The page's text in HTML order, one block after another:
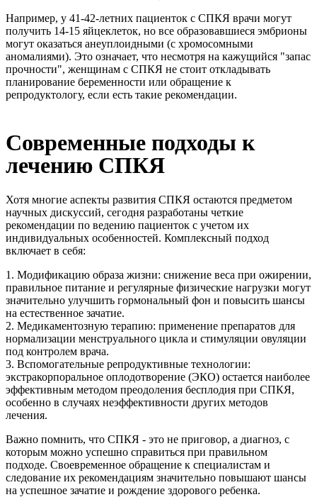
Например, у 41-42-летних пациенток с СПКЯ врачи могут
получить 14-15 яйцеклеток, но все образовавшиеся эмбрионы
могут оказаться анеуплоидными (с хромосомными
аномалиями). Это означает, что несмотря на кажущийся "запас
прочности", женщинам с СПКЯ не стоит откладывать
планирование беременности или обращение к
репродуктологу, если есть такие рекомендации.
Современные подходы к
лечению СПКЯ
Хотя многие аспекты развития СПКЯ остаются предметом
научных дискуссий, сегодня разработаны четкие
рекомендации по ведению пациенток с учетом их
индивидуальных особенностей. Комплексный подход
включает в себя:
1. Модификацию образа жизни: снижение веса при ожирении,
правильное питание и регулярные физические нагрузки могут
значительно улучшить гормональный фон и повысить шансы
на естественное зачатие.
2. Медикаментозную терапию: применение препаратов для
нормализации менструального цикла и стимуляции овуляции
под контролем врача.
3. Вспомогательные репродуктивные технологии:
экстракорпоральное оплодотворение (ЭКО) остается наиболее
эффективным методом преодоления бесплодия при СПКЯ,
особенно в случаях неэффективности других методов
лечения.
Важно помнить, что СПКЯ - это не приговор, а диагноз, с
которым можно успешно справиться при правильном
подходе. Своевременное обращение к специалистам и
следование их рекомендациям значительно повышают шансы
на успешное зачатие и рождение здорового ребенка.